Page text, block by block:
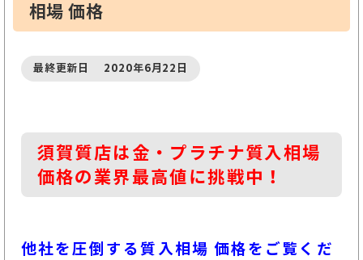
相場 価格
最終更新日 2020年6月22日
須賀質店は金・プラチナ質入相場
価格の業界最高値に挑戦中！
他社を圧倒する質入相場 価格をご覧くだ